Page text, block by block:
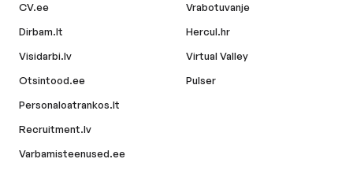
CV.ee
Dirbam.lt
Visidarbi.lv
Otsintood.ee
Personaloatrankos.lt
Recruitment.lv
Varbamisteenused.ee
Vrabotuvanje
Hercul.hr
Virtual Valley
Pulser